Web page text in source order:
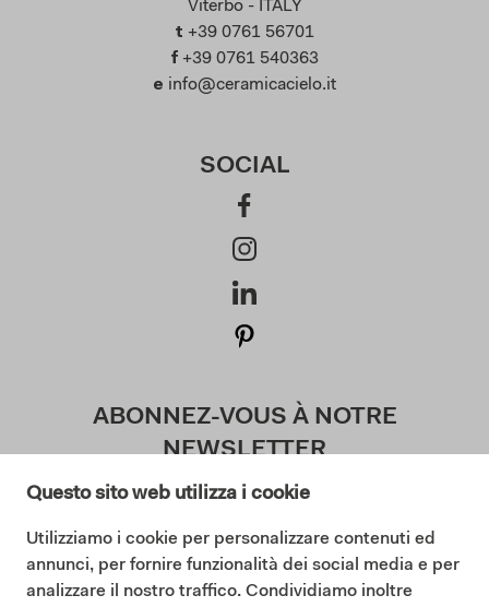
Questo sito web utilizza i cookie
Utilizziamo i cookie per personalizzare contenuti ed
annunci, per fornire funzionalità dei social media e per
analizzare il nostro traffico. Condividiamo inoltre
Viterbo - ITALY
t +39 0761 56701
f +39 0761 540363
e info@ceramicacielo.it
SOCIAL
ABONNEZ-VOUS À NOTRE
NEWSLETTER
J'accepte la politique de confidentialité (
Lisez notre politique de confidentialité)